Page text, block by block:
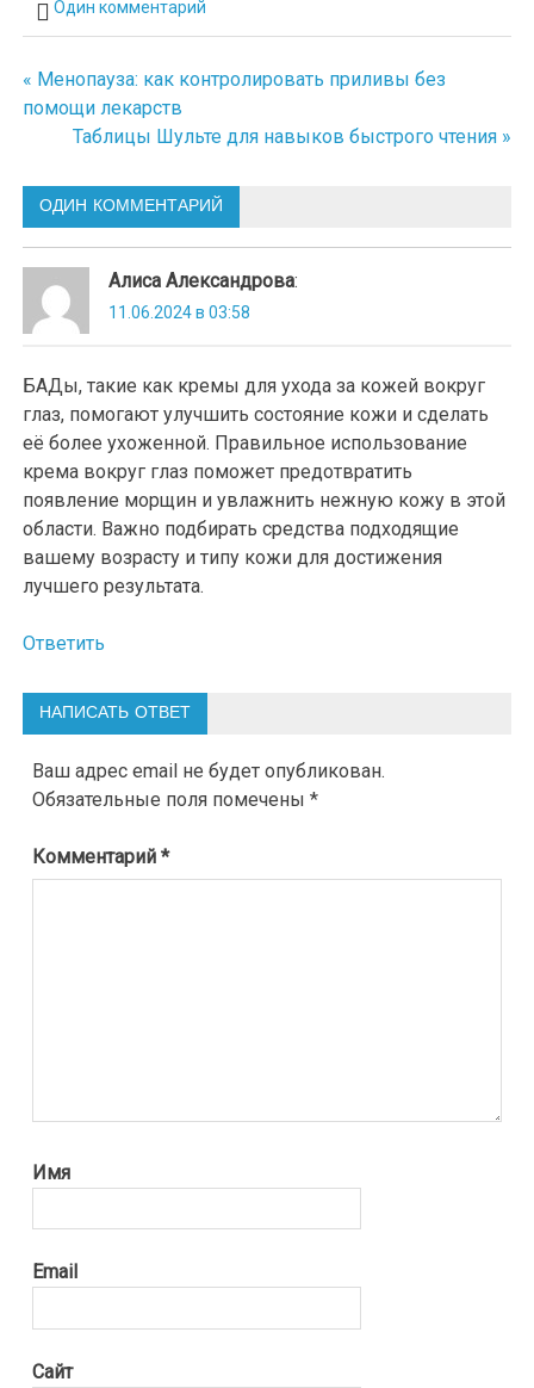
Один комментарий
Навигация
« Менопауза: как контролировать приливы без
помощи лекарств
Таблицы Шульте для навыков быстрого чтения »
ОДИН КОММЕНТАРИЙ
Алиса Александрова:
11.06.2024 в 03:58
БАДы, такие как кремы для ухода за кожей вокруг
глаз, помогают улучшить состояние кожи и сделать
её более ухоженной. Правильное использование
крема вокруг глаз поможет предотвратить
появление морщин и увлажнить нежную кожу в этой
области. Важно подбирать средства подходящие
вашему возрасту и типу кожи для достижения
лучшего результата.
Ответить
НАПИСАТЬ ОТВЕТ
Ваш адрес email не будет опубликован.
Обязательные поля помечены*
Комментарий*
Имя
Email
Сайт